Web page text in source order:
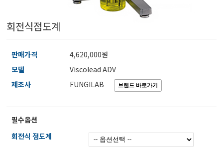
도/농도/염도/당산도/굴절계/편광계/커피농도계
자저울/점도계/핀홀탐지기
분계/회전계/도막두께/초음파두께측정기
회전식점도계
판매가격
4,620,000원
모델
Viscolead ADV
제조사
FUNGILAB
필수옵션
회전식 점도계